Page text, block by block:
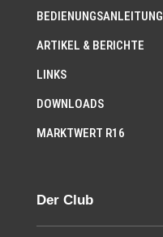
BEDIENUNGSANLEITUNG
ARTIKEL & BERICHTE
LINKS
DOWNLOADS
MARKTWERT R16
Der Club